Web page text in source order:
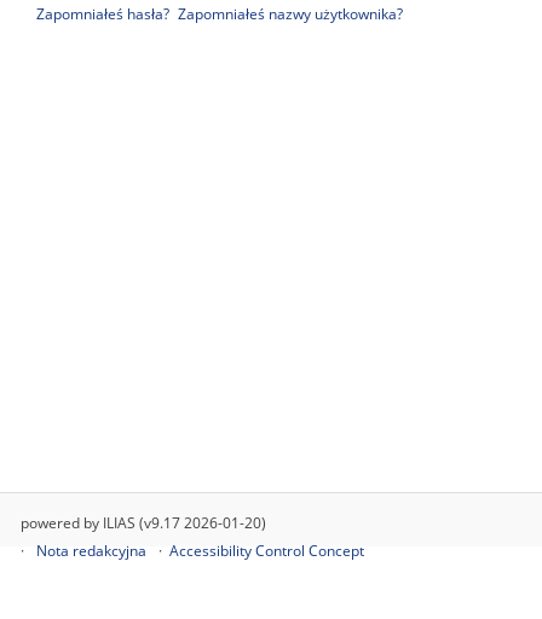
Zapomniałeś hasła? Zapomniałeś nazwy użytkownika?
powered by ILIAS (v9.17 2026-01-20)
Nota redakcyjna
Accessibility Control Concept